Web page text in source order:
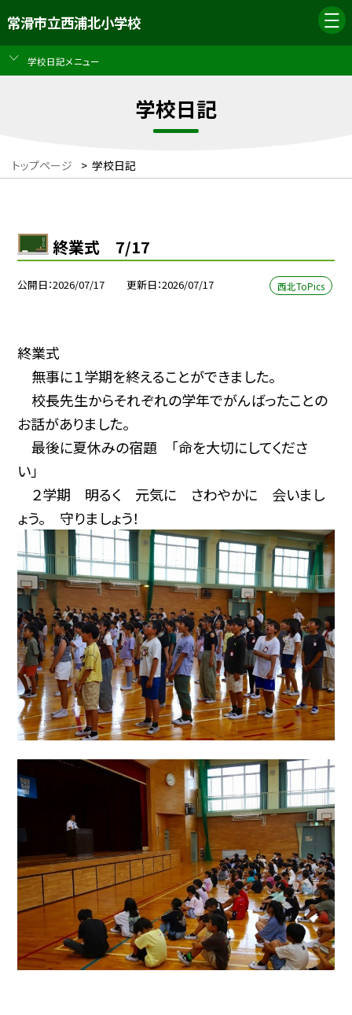
常滑市立西浦北小学校
学校日記メニュー
学校日記
トップページ > 学校日記
終業式 7/17
公開日 2026/07/17 更新日 2026/07/17 西北ToPics
終業式
無事に１学期を終えることができました。
校長先生からそれぞれの学年でがんばったことの
お話がありました。
最後に夏休みの宿題 「命を大切にしてくださ
い」
２学期 明るく 元気に さわやかに 会いまし
ょう。 守りましょう！